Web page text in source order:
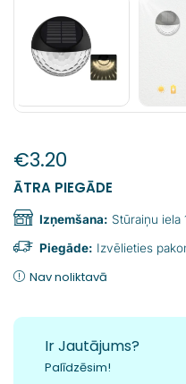
€3.20
ĀTRA PIEGĀDE
Izņemšana: Stūraiņu iela
Piegāde: Izvēlieties
Nav noliktavā
Ir Jautājums?
Palīdzēsim!